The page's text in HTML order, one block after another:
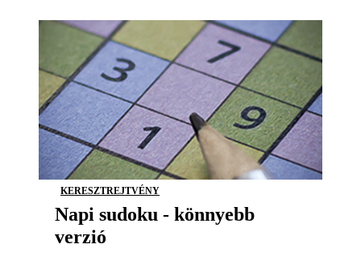
KERESZTREJTVÉNY
Napi sudoku - könnyebb
verzió